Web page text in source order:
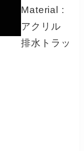
Material :
アクリル
排水トラッ